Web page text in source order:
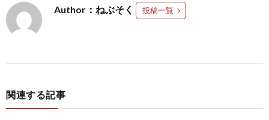
Author：ねぶそく 投稿一覧
関連する記事